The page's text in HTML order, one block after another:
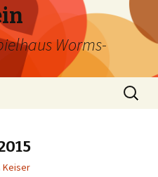
Worms-
Suche
nach:
Keiser